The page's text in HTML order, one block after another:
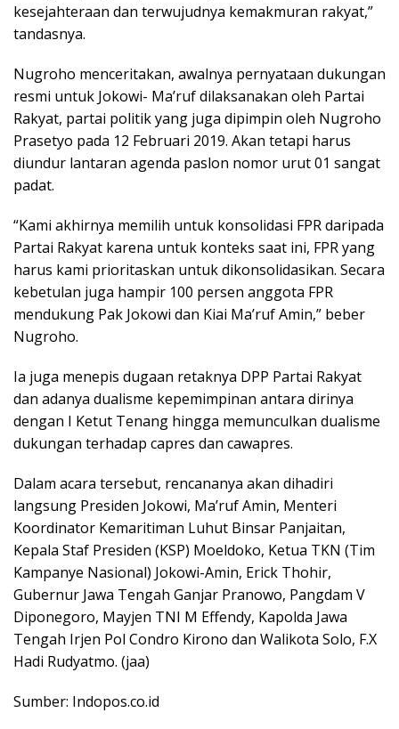
kesejahteraan dan terwujudnya kemakmuran rakyat,”
tandasnya.
Nugroho menceritakan, awalnya pernyataan dukungan
resmi untuk Jokowi- Ma’ruf dilaksanakan oleh Partai
Rakyat, partai politik yang juga dipimpin oleh Nugroho
Prasetyo pada 12 Februari 2019. Akan tetapi harus
diundur lantaran agenda paslon nomor urut 01 sangat
padat.
“Kami akhirnya memilih untuk konsolidasi FPR daripada
Partai Rakyat karena untuk konteks saat ini, FPR yang
harus kami prioritaskan untuk dikonsolidasikan. Secara
kebetulan juga hampir 100 persen anggota FPR
mendukung Pak Jokowi dan Kiai Ma’ruf Amin,” beber
Nugroho.
Ia juga menepis dugaan retaknya DPP Partai Rakyat
dan adanya dualisme kepemimpinan antara dirinya
dengan I Ketut Tenang hingga memunculkan dualisme
dukungan terhadap capres dan cawapres.
Dalam acara tersebut, rencananya akan dihadiri
langsung Presiden Jokowi, Ma’ruf Amin, Menteri
Koordinator Kemaritiman Luhut Binsar Panjaitan,
Kepala Staf Presiden (KSP) Moeldoko, Ketua TKN (Tim
Kampanye Nasional) Jokowi-Amin, Erick Thohir,
Gubernur Jawa Tengah Ganjar Pranowo, Pangdam V
Diponegoro, Mayjen TNI M Effendy, Kapolda Jawa
Tengah Irjen Pol Condro Kirono dan Walikota Solo, F.X
Hadi Rudyatmo. (jaa)
Sumber: Indopos.co.id